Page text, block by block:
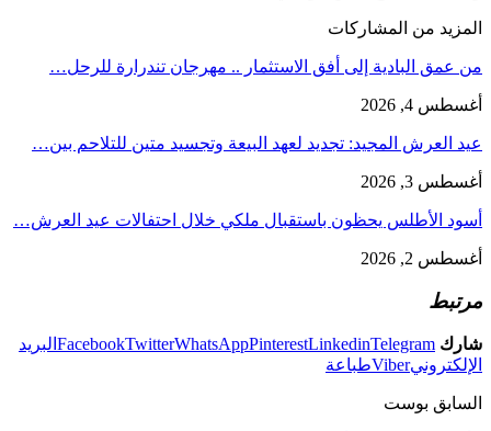
المزيد من المشاركات
من عمق البادية إلى أفق الاستثمار .. مهرجان تندرارة للرحل…
أغسطس 4, 2026
عيد العرش المجيد: تجديد لعهد البيعة وتجسيد متين للتلاحم بين…
أغسطس 3, 2026
أسود الأطلس يحظون باستقبال ملكي خلال احتفالات عيد العرش…
أغسطس 2, 2026
مرتبط
شارك FacebookTwitterWhatsAppPinterestLinkedinTelegram
البريد
الإلكترونيViberطباعة
السابق بوست